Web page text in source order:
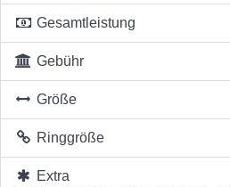
Gesamtleistung
Gebühr
Größe
Ringgröße
Extra